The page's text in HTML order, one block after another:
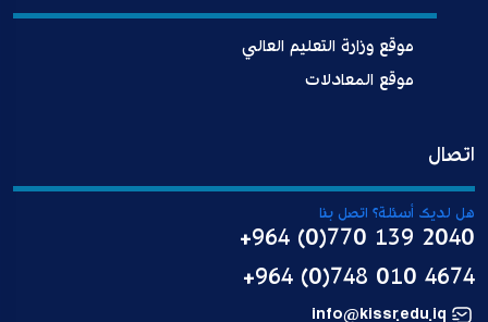
موقع وزارة التعليم العالي
موقع المعادلات
اتصال
هل لديك أسئلة؟ اتصل بنا
+964 (0)770 139 2040
+964 (0)748 010 4674